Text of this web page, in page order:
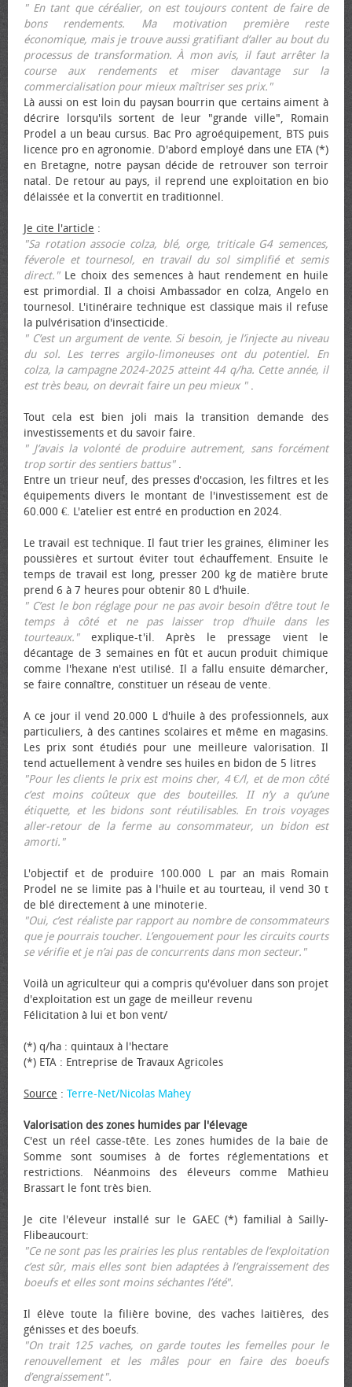
" En tant que céréalier, on est toujours content de faire de
bons rendements. Ma motivation première reste
économique, mais je trouve aussi gratifiant d’aller au bout du
processus de transformation. À mon avis, il faut arrêter la
course aux rendements et miser davantage sur la
commercialisation pour mieux maîtriser ses prix."
Là aussi on est loin du paysan bourrin que certains aiment à
décrire lorsqu'ils sortent de leur "grande ville", Romain
Prodel a un beau cursus. Bac Pro agroéquipement, BTS puis
licence pro en agronomie. D'abord employé dans une ETA (*)
en Bretagne, notre paysan décide de retrouver son terroir
natal. De retour au pays, il reprend une exploitation en bio
délaissée et la convertit en traditionnel.
Je cite l'article :
"Sa rotation associe colza, blé, orge, triticale G4 semences,
féverole et tournesol, en travail du sol simplifié et semis
direct."Le choix des semences à haut rendement en huile
est primordial. Il a choisi Ambassador en colza, Angelo en
tournesol. L'itinéraire technique est classique mais il refuse
la pulvérisation d'insecticide.
" C’est un argument de vente. Si besoin, je l’injecte au niveau
du sol. Les terres argilo-limoneuses ont du potentiel. En
colza, la campagne 2024-2025 atteint 44 q/ha. Cette année, il
est très beau, on devrait faire un peu mieux ".
Tout cela est bien joli mais la transition demande des
investissements et du savoir faire.
" J’avais la volonté de produire autrement, sans forcément
trop sortir des sentiers battus".
Entre un trieur neuf, des presses d'occasion, les filtres et les
équipements divers le montant de l'investissement est de
60.000 €. L'atelier est entré en production en 2024.
Le travail est technique. Il faut trier les graines, éliminer les
poussières et surtout éviter tout échauffement. Ensuite le
temps de travail est long, presser 200 kg de matière brute
prend 6 à 7 heures pour obtenir 80 L d'huile.
" C’est le bon réglage pour ne pas avoir besoin d’être tout le
temps à côté et ne pas laisser trop d’huile dans les
tourteaux."explique-t'il. Après le pressage vient le
décantage de 3 semaines en fût et aucun produit chimique
comme l'hexane n'est utilisé. Il a fallu ensuite démarcher,
se faire connaître, constituer un réseau de vente.
A ce jour il vend 20.000 L d'huile à des professionnels, aux
particuliers, à des cantines scolaires et même en magasins.
Les prix sont étudiés pour une meilleure valorisation. Il
tend actuellement à vendre ses huiles en bidon de 5 litres
"Pour les clients le prix est moins cher, 4 €/l, et de mon côté
c’est moins coûteux que des bouteilles. II n’y a qu’une
étiquette, et les bidons sont réutilisables. En trois voyages
aller-retour de la ferme au consommateur, un bidon est
amorti."
L'objectif et de produire 100.000 L par an mais Romain
Prodel ne se limite pas à l'huile et au tourteau, il vend 30 t
de blé directement à une minoterie.
"Oui, c’est réaliste par rapport au nombre de consommateurs
que je pourrais toucher. L’engouement pour les circuits courts
se vérifie et je n’ai pas de concurrents dans mon secteur."
Voilà un agriculteur qui a compris qu'évoluer dans son projet
d'exploitation est un gage de meilleur revenu
Félicitation à lui et bon vent/
(*) q/ha : quintaux à l'hectare
(*) ETA : Entreprise de Travaux Agricoles
Source : Terre-Net/Nicolas Mahey
Valorisation des zones humides par l'élevage
C'est un réel casse-tête. Les zones humides de la baie de
Somme sont soumises à de fortes réglementations et
restrictions. Néanmoins des éleveurs comme Mathieu
Brassart le font très bien.
Je cite l'éleveur installé sur le GAEC (*) familial à Sailly-
Flibeaucourt:
"Ce ne sont pas les prairies les plus rentables de l’exploitation
c’est sûr, mais elles sont bien adaptées à l’engraissement des
bœufs et elles sont moins séchantes l’été".
Il élève toute la filière bovine, des vaches laitières, des
génisses et des bœufs.
"On trait 125 vaches, on garde toutes les femelles pour le
renouvellement et les mâles pour en faire des bœufs
d’engraissement".